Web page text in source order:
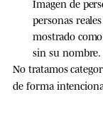
Imagen de
personas
mostrado
sin su nombre.
No tratamos
de forma